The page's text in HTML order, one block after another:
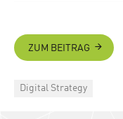
ZUM BEITRAG
Categories
Digital Strategy